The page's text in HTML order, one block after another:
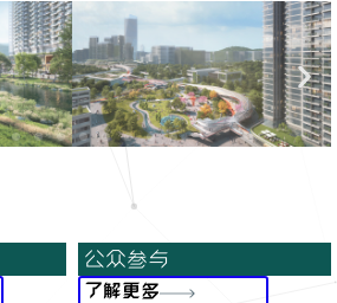
公众参与
了解更多